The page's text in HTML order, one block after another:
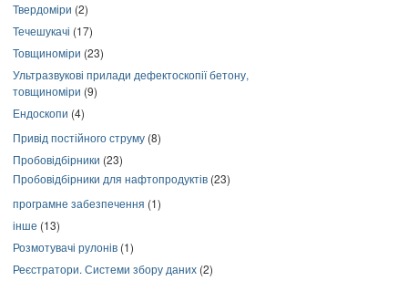
Твердоміри (2)
Течешукачі (17)
Товщиноміри (23)
Ультразвукові прилади дефектоскопії бетону,
товщиноміри (9)
Ендоскопи (4)
Привід постійного струму (8)
Пробовідбірники (23)
Пробовідбірники для нафтопродуктів (23)
програмне забезпечення (1)
інше (13)
Розмотувачі рулонів (1)
Реєстратори. Системи збору даних (2)